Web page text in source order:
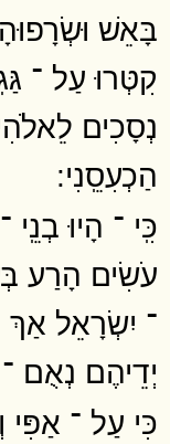
בָּאֵשׁ
קִטְּרוּ עַל ־
נְסָכִים
הַכְעִסֵֽנִי ׃
כִּֽי ־ הָיוּ
עֹשִׂים הָרַע
־ יִשְׂרָאֵל
יְדֵיהֶם נְאֻם ־
כִּי עַל ־